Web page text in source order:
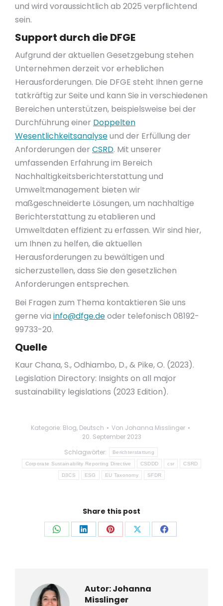
und wird voraussichtlich ab 2025 verpflichtend
sein.
Support durch die DFGE
Aufgrund der aktuellen Gesetzgebung stehen
Unternehmen derzeit vor erheblichen
Herausforderungen. Die DFGE steht Ihnen gerne
tatkräftig zur Seite und kann Sie in verschiedenen
Bereichen unterstützen, beispielsweise bei der
Durchführung einer Doppelten
Wesentlichkeitsanalyseund der Erfüllung der
Anforderungen der CSRD. Mit unserer
umfassenden Erfahrung im Bereich
Nachhaltigkeitsberichterstattung und
Umweltmanagement bieten wir
maßgeschneiderte Lösungen, um nachhaltige
Berichterstattung zu etablieren und
Umweltdaten effizient zu erfassen. Wir sind hier,
um Ihnen zu helfen, die aktuellen
Herausforderungen zu bewältigen und
sicherzustellen, dass Sie den gesetzlichen
Anforderungen entsprechen.
Bei Fragen zum Thema kontaktieren Sie uns
gerne via info@dfge.deoder telefonisch 08192-
99733-20.
Quelle
Kaur Chana, S., Odhiambo, D., & Pike, O. (2023).
Legislation Directory: Insights on all major
sustainability legislations (2023 Edition).
Kategorie: Blog, Deutsch Von Johanna Misslinger
20. September 2023
Schlagwörter:
Berichterstattung
Corporate Sustainability Reporting Directive CSDDD csr CSRD
D3CS ESG EU Taxonomy SFDR
Share this post
Auf
Auf
Auf
Auf
Auf
Autor:Johanna
Misslinger